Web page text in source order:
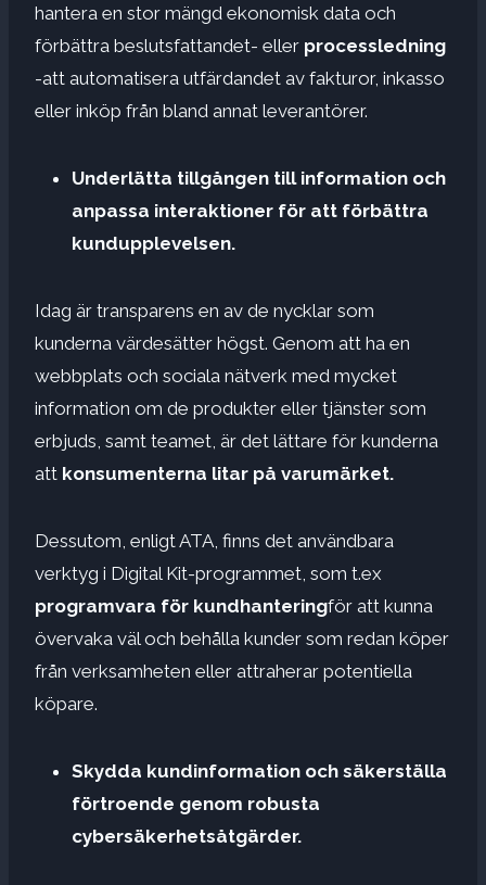
hantera en stor mängd ekonomisk data och
förbättra beslutsfattandet- eller processledning
-att automatisera utfärdandet av fakturor, inkasso
eller inköp från bland annat leverantörer.
Underlätta tillgången till information och
anpassa interaktioner för att förbättra
kundupplevelsen.
Idag är transparens en av de nycklar som
kunderna värdesätter högst. Genom att ha en
webbplats och sociala nätverk med mycket
information om de produkter eller tjänster som
erbjuds, samt teamet, är det lättare för kunderna
att konsumenterna litar på varumärket.
Dessutom, enligt ATA, finns det användbara
verktyg i Digital Kit-programmet, som t.ex
programvara för kundhanteringför att kunna
övervaka väl och behålla kunder som redan köper
från verksamheten eller attraherar potentiella
köpare.
Skydda kundinformation och säkerställa
förtroende genom robusta
cybersäkerhetsåtgärder.